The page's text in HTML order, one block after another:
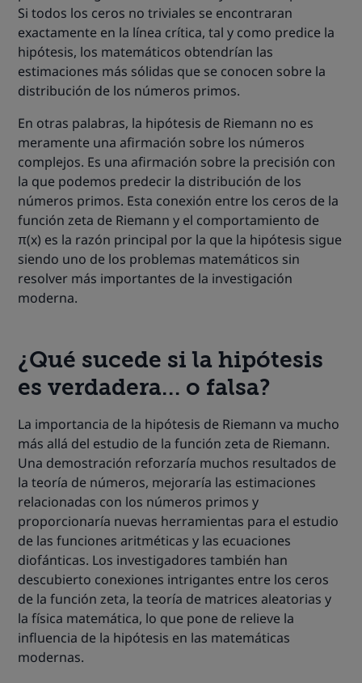
Si todos los ceros no triviales se encontraran
exactamente en la línea crítica, tal y como predice la
hipótesis, los matemáticos obtendrían las
estimaciones más sólidas que se conocen sobre la
distribución de los números primos.
En otras palabras, la hipótesis de Riemann no es
meramente una afirmación sobre los números
complejos. Es una afirmación sobre la precisión con
la que podemos predecir la distribución de los
números primos. Esta conexión entre los ceros de la
función zeta de Riemann y el comportamiento de
π(x) es la razón principal por la que la hipótesis sigue
siendo uno de los problemas matemáticos sin
resolver más importantes de la investigación
moderna.
¿Qué sucede si la hipótesis
es verdadera… o falsa?
La importancia de la hipótesis de Riemann va mucho
más allá del estudio de la función zeta de Riemann.
Una demostración reforzaría muchos resultados de
la teoría de números, mejoraría las estimaciones
relacionadas con los números primos y
proporcionaría nuevas herramientas para el estudio
de las funciones aritméticas y las ecuaciones
diofánticas. Los investigadores también han
descubierto conexiones intrigantes entre los ceros
de la función zeta, la teoría de matrices aleatorias y
la física matemática, lo que pone de relieve la
influencia de la hipótesis en las matemáticas
modernas.